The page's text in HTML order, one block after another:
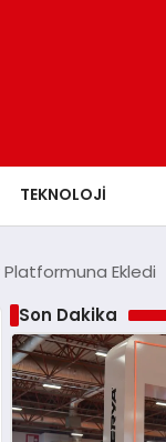
TEKNOLOJI
Ekledi
Son Dakika